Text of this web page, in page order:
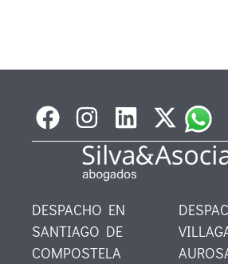
DESPACHO EN
SANTIAGO DE
COMPOSTELA